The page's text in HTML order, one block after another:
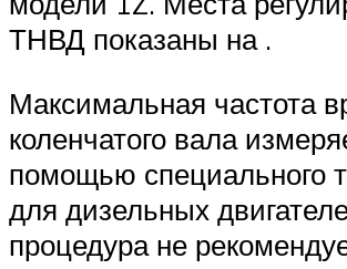
ТНВД показаны на .
Максимальная частота
коленчатого вала
помощью специального
для дизельных
процедура не